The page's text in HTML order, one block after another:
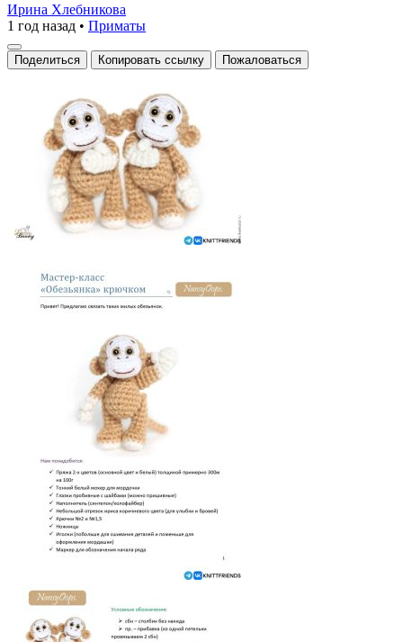
Ирина Хлебникова
1 год назад • Приматы
Поделиться Копировать ссылку Пожаловаться